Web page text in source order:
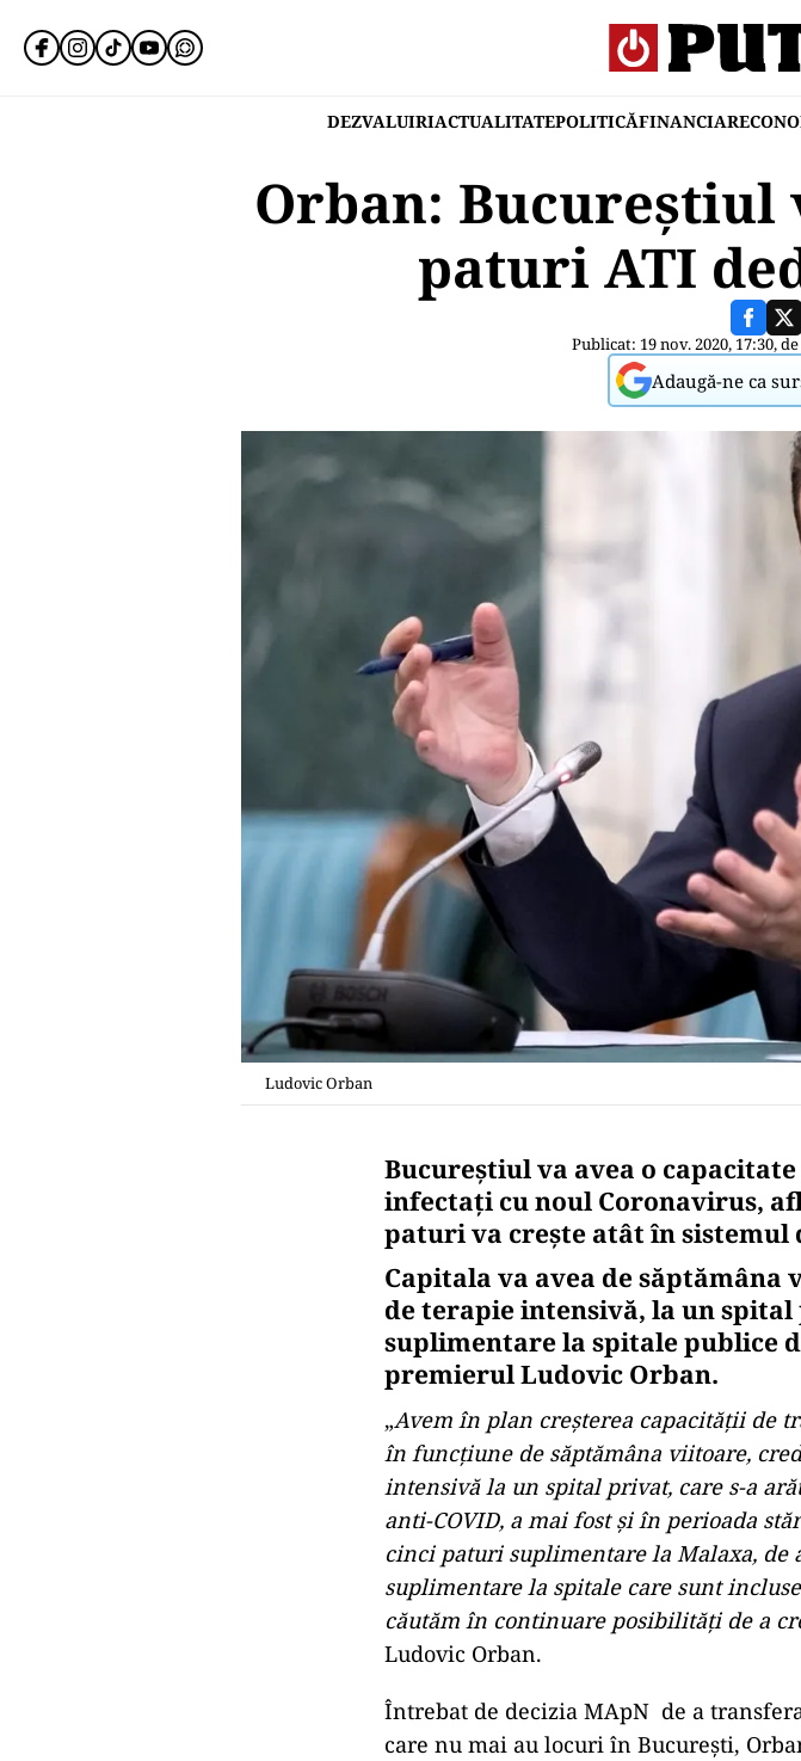
DEZVALUIRIACTUALITATEPOLITICĂFINANCIAR
Orban: Bucureștiul
paturi ATI
Publicat: 19 nov. 2020, 17:30, de
Adaugă-ne ca
Ludovic Orban
Bucureștiul va avea o
infectați cu noul Coronavirus,
paturi va crește atât în sistemul
Capitala va avea de
de terapie intensivă, la un
suplimentare la spitale publice
premierul Ludovic Orban.
„Avem în plan creşterea capacităţii de
în funcţiune de săptămâna viitoare,
intensivă la un spital privat, care s-a
anti-COVID, a mai fost şi în perioada
cinci paturi suplimentare la Malaxa, de
suplimentare la spitale care sunt
căutăm în continuare posibilităţi de a
Ludovic Orban.
Întrebat de decizia MApN de a
care nu mai au locuri în Bucureşti,